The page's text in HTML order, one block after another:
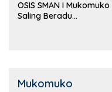
OSIS SMAN I Mukomuko
Saling Beradu
Mukomuko